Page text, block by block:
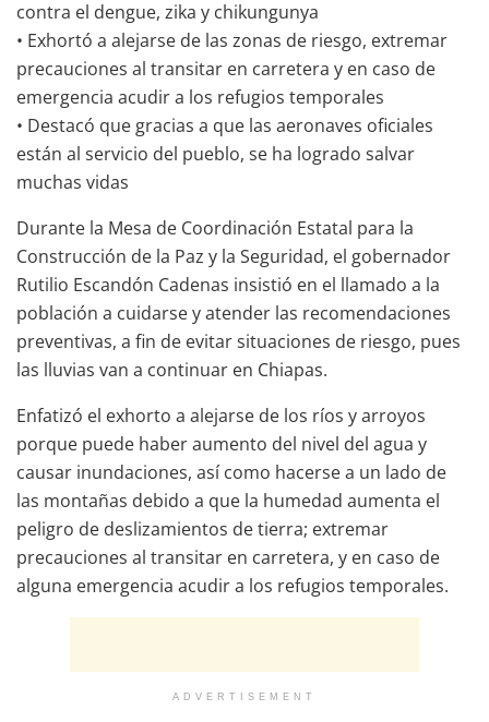
contra el dengue, zika y chikungunya
• Exhortó a alejarse de las zonas de riesgo, extremar
precauciones al transitar en carretera y en caso de
emergencia acudir a los refugios temporales
• Destacó que gracias a que las aeronaves oficiales
están al servicio del pueblo, se ha logrado salvar
muchas vidas
Durante la Mesa de Coordinación Estatal para la
Construcción de la Paz y la Seguridad, el gobernador
Rutilio Escandón Cadenas insistió en el llamado a la
población a cuidarse y atender las recomendaciones
preventivas, a fin de evitar situaciones de riesgo, pues
las lluvias van a continuar en Chiapas.
Enfatizó el exhorto a alejarse de los ríos y arroyos
porque puede haber aumento del nivel del agua y
causar inundaciones, así como hacerse a un lado de
las montañas debido a que la humedad aumenta el
peligro de deslizamientos de tierra; extremar
precauciones al transitar en carretera, y en caso de
alguna emergencia acudir a los refugios temporales.
ADVERTISEMENT